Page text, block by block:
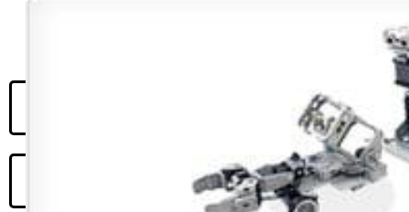
ITR International Tournament of Robots